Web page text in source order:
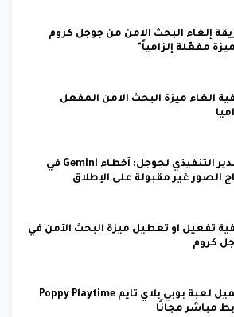
إلغاء البحث الآمن من جوجل كروم
مفعّلة إلزامياً"
الغاء ميزة البحث الامن المفعل
المدير التنفيذي لجوجل: أخطاء Gemini في
الصور غير مقبولة على الإطلاق
تفعيل او تعطيل ميزة البحث الآمن في
كروم
تحميل لعبة بوبي بلاي تايم Poppy Playtime
مباشر مجانًا